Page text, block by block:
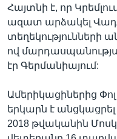
Հայտնի է, որ
ազատ արձակել
տեղեկությունների
ով
էր Գերմանիայում:
Ամերիկացիներից
երկարն է
2018 թվականին